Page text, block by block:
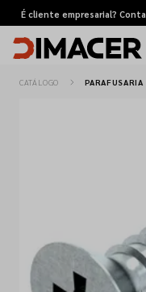
É cliente empresarial?
Pedidos de cotação
CATÁLOGO PARAFUSARIA